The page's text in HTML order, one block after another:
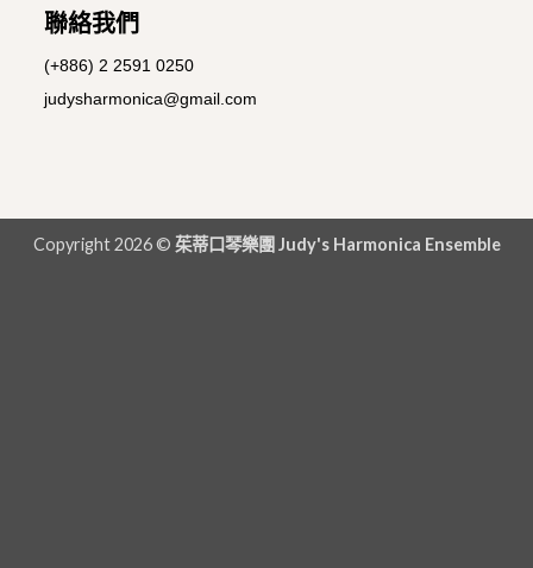
聯絡我們
(+886) 2 2591 0250
judysharmonica@gmail.com
Copyright 2026 © 茱蒂口琴樂團 Judy's Harmonica Ensemble